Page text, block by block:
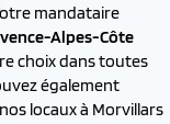
mandataire
Alpes-Côte
choix dans toutes
également
locaux à Morvillars